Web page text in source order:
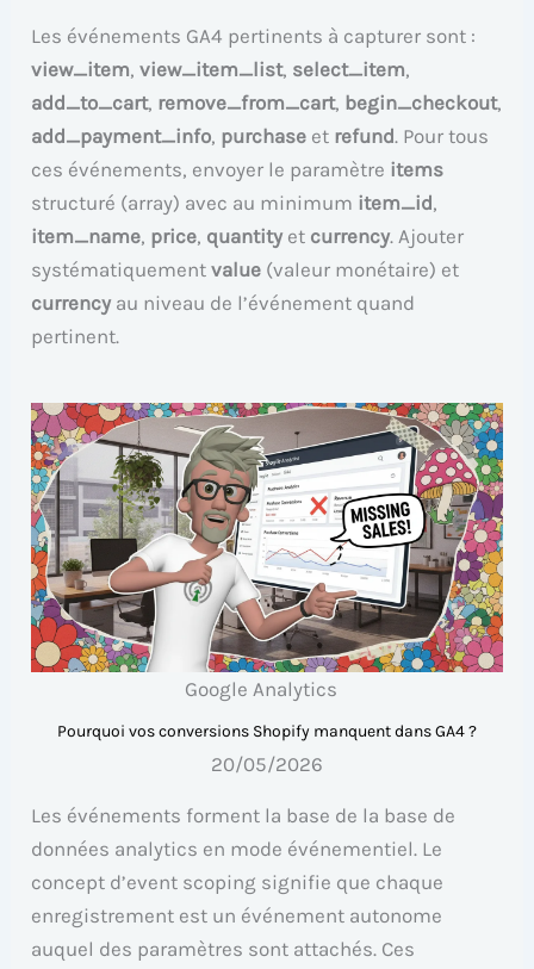
Les événements GA4 pertinents à capturer sont :
view_item,view_item_list, select_item,
add_to_cart, remove_from_cart, begin_checkout,
add_payment_info, purchase et refund. Pour tous
ces événements, envoyer le paramètre items
structuré (array) avec au minimum item_id,
item_name, price, quantityet currency. Ajouter
systématiquementvalue (valeur monétaire) et
currencyau niveau de l’événement quand
pertinent.
Google Analytics
Pourquoi vos conversions Shopify manquent dans GA4 ?
20/05/2026
Les événements forment la base de la base de
données analytics en mode événementiel. Le
concept d’event scoping signifie que chaque
enregistrement est un événement autonome
auquel des paramètres sont attachés. Ces